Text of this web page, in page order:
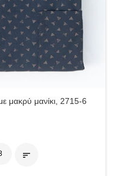
μακρύ μανίκι, 2715-6
